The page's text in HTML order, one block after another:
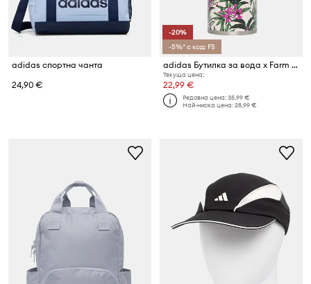
adidas спортна чанта
24,90 €
-20%
-5%* с код: FS
adidas Бутилка за вода x Farm Rio
Текуща цена:
22,99 €
Редовна цена:35,99 €
Най-ниска цена:28,99 €